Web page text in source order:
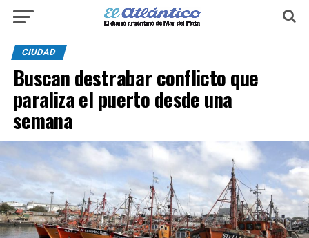
CIUDAD
Buscan destrabar conflicto que
paraliza el puerto desde una
semana